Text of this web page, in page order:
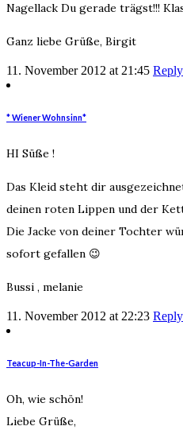
Nagellack Du gerade trägst!!!
Ganz liebe Grüße, Birgit
11. November 2012 at 21:45 Reply
* Wiener Wohnsinn*
HI Süße !
Das Kleid steht dir
deinen roten Lippen und der
Die Jacke von deiner Tochter
sofort gefallen 😉
Bussi , melanie
11. November 2012 at 22:23 Reply
Teacup-In-The-Garden
Oh, wie schön!
Liebe Grüße,